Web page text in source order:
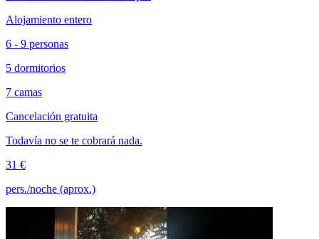
Alojamiento entero
6 - 9 personas
5 dormitorios
7 camas
Cancelación gratuita
Todavía no se te cobrará nada.
31 €
pers./noche (aprox.)